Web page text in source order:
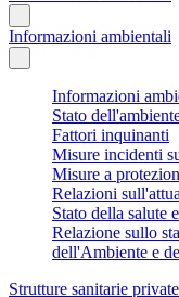
Informazioni ambientali
Informazioni
Stato
Fattori inquinanti
Misure incidenti
Misure a
Relazioni
Stato della salute
Relazione sullo
dell'Ambiente e
Strutture sanitarie